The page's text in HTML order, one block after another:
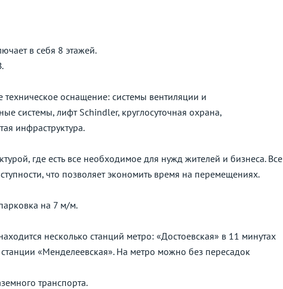
в себя 8 этажей.
оснащение: системы вентиляции и
системы, лифт Schindler, круглосуточная охрана,
инфраструктура.
где есть все необходимое для нужд жителей и бизнеса. Все
что позволяет экономить время на перемещениях.
на 7 м/м.
несколько станций метро: «Достоевская» в 11 минутах
«Менделеевская». На метро можно без пересадок
транспорта.